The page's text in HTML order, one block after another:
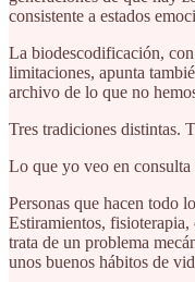
consistente a estados
La biodescodificación,
limitaciones, apunta
archivo de lo que no
Tres tradiciones distintas.
Lo que yo veo en consulta
Personas que hacen todo
Estiramientos,
trata de un problema
unos buenos hábitos de